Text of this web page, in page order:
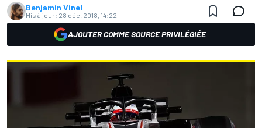
Benjamin Vinel
Mis à jour: 28 déc. 2018, 14:22
AJOUTER COMME SOURCE PRIVILÉGIÉE